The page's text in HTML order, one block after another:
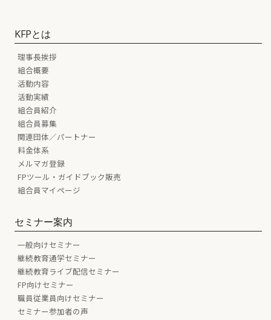
KFPとは
理事長挨拶
組合概要
活動内容
活動実績
組合員紹介
組合員募集
関連団体／パートナー
料金体系
メルマガ登録
FPツール・ガイドブック販売
組合員マイページ
セミナー案内
一般向けセミナー
継続教育通学セミナー
継続教育ライブ配信セミナー
FP向けセミナー
職員従業員向けセミナー
セミナー参加者の声